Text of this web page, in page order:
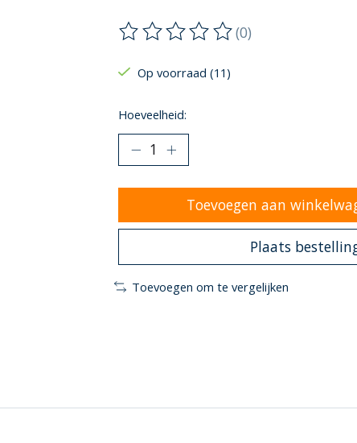
De beoordeling van dit product is
(0)
Op voorraad (11)
Hoeveelheid:
Toevoegen aan
Plaats
Toevoegen om te vergelijken